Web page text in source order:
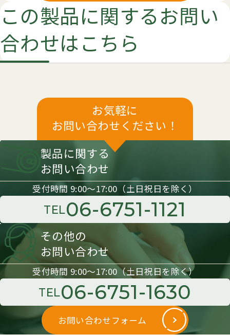
この製品に関するお問い
合わせはこちら
お気軽に
お問い合わせください！
製品に関する
お問い合わせ
受付時間 9:00〜17:00（土日祝日を除く）
TEL06-6751-1121
その他の
お問い合わせ
受付時間 9:00〜17:00（土日祝日を除く）
TEL06-6751-1630
お問い合わせフォーム